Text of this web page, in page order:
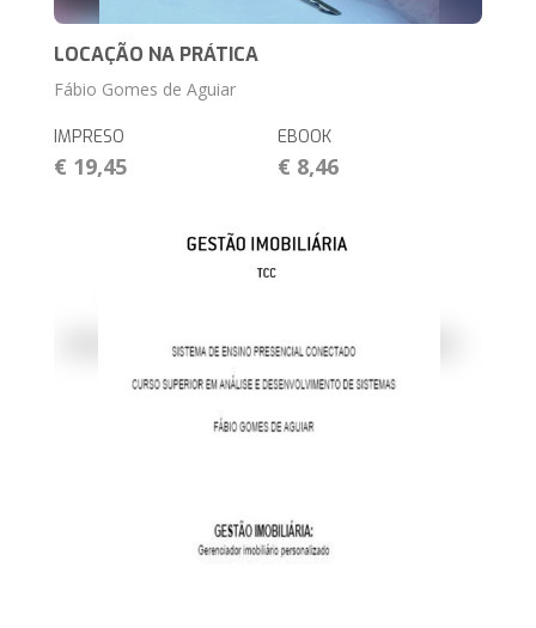
LOCAÇÃO NA PRÁTICA
Fábio Gomes de Aguiar
IMPRESO
€ 19,45
EBOOK
€ 8,46